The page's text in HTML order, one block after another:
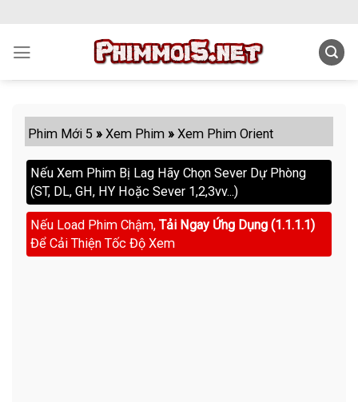
content
Phim Mới 5 »Xem Phim »Xem Phim Orient
Nếu Xem Phim Bị Lag Hãy Chọn Sever Dự Phòng
(ST, DL, GH, HY Hoặc Sever 1,2,3vv...)
Nếu Load Phim Chậm, Tải Ngay Ứng Dụng (1.1.1.1)
Để Cải Thiện Tốc Độ Xem